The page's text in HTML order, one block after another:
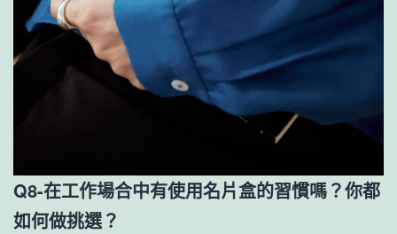
Q8-在工作場合中有使用名片盒的習慣嗎？你都
如何做挑選？